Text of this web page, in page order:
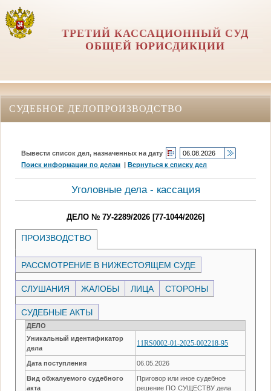
ТРЕТИЙ КАССАЦИОННЫЙ СУД
ОБЩЕЙ ЮРИСДИКЦИИ
СУДЕБНОЕ ДЕЛОПРОИЗВОДСТВО
Вывести список дел, назначенных на дату
Поиск информации по делам |Вернуться к списку дел
Уголовные дела - кассация
ДЕЛО № 7У-2289/2026 [77-1044/2026]
ПРОИЗВОДСТВО
РАССМОТРЕНИЕ В НИЖЕСТОЯЩЕМ СУДЕ
СЛУШАНИЯ ЖАЛОБЫ ЛИЦА СТОРОНЫ
СУДЕБНЫЕ АКТЫ
ДЕЛО
Уникальный идентификатор
дела
11RS0002-01-2025-002218-95
Дата поступления 06.05.2026
Вид обжалуемого судебного
акта
Приговор или иное судебное
решение ПО СУЩЕСТВУ дела